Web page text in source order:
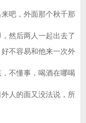
吧，外面那个秋千那
然后两人一起出去了
不容易和他来一次外
不懂事，喝酒在哪喝
人的面又没法说，所